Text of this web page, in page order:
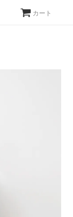
カート